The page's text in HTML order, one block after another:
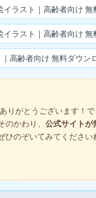
ラスト｜高齢者向け
ラスト｜高齢者向け
高齢者向け 無料ダウン
りがとうございます！
かわり、 公式サイトが
のぞいてみてください